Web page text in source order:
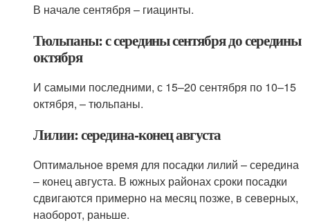
В начале сентября – гиацинты.
Тюльпаны: с середины сентября до середины
октября
И самыми последними, с 15–20 сентября по 10–15
октября, – тюльпаны.
Лилии: середина-конец августа
Оптимальное время для посадки лилий – середина
– конец августа. В южных районах сроки посадки
сдвигаются примерно на месяц позже, в северных,
наоборот, раньше.